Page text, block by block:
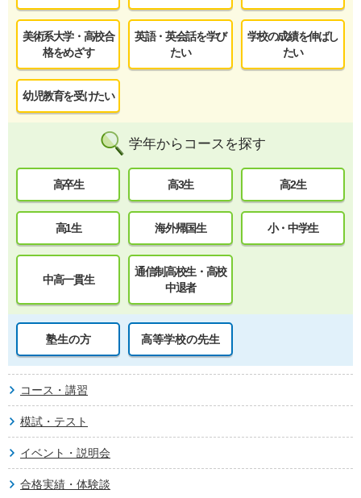
美術系大学・高校合
格をめざす
英語・英会話を学び
たい
学校の成績を伸ばし
たい
幼児教育を受けたい
学年からコースを探す
高卒生 高3生 高2生
高1生 海外帰国生 小・中学生
中高一貫生
通信制高校生・高校
中退者
塾生の方 高等学校の先生
コース・講習
模試・テスト
イベント・説明会
合格実績・体験談